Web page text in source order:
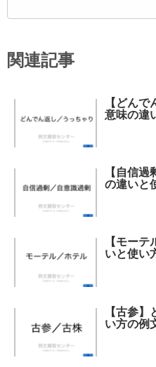
関連記事
【どん
意味の違
【自信
の違いと
【モー
いと使い
【古参
い方の例